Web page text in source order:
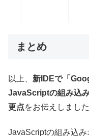
まとめ
以上、 新IDEで「
JavaScriptの組み込
更点をお伝えしました
JavaScriptの組み込